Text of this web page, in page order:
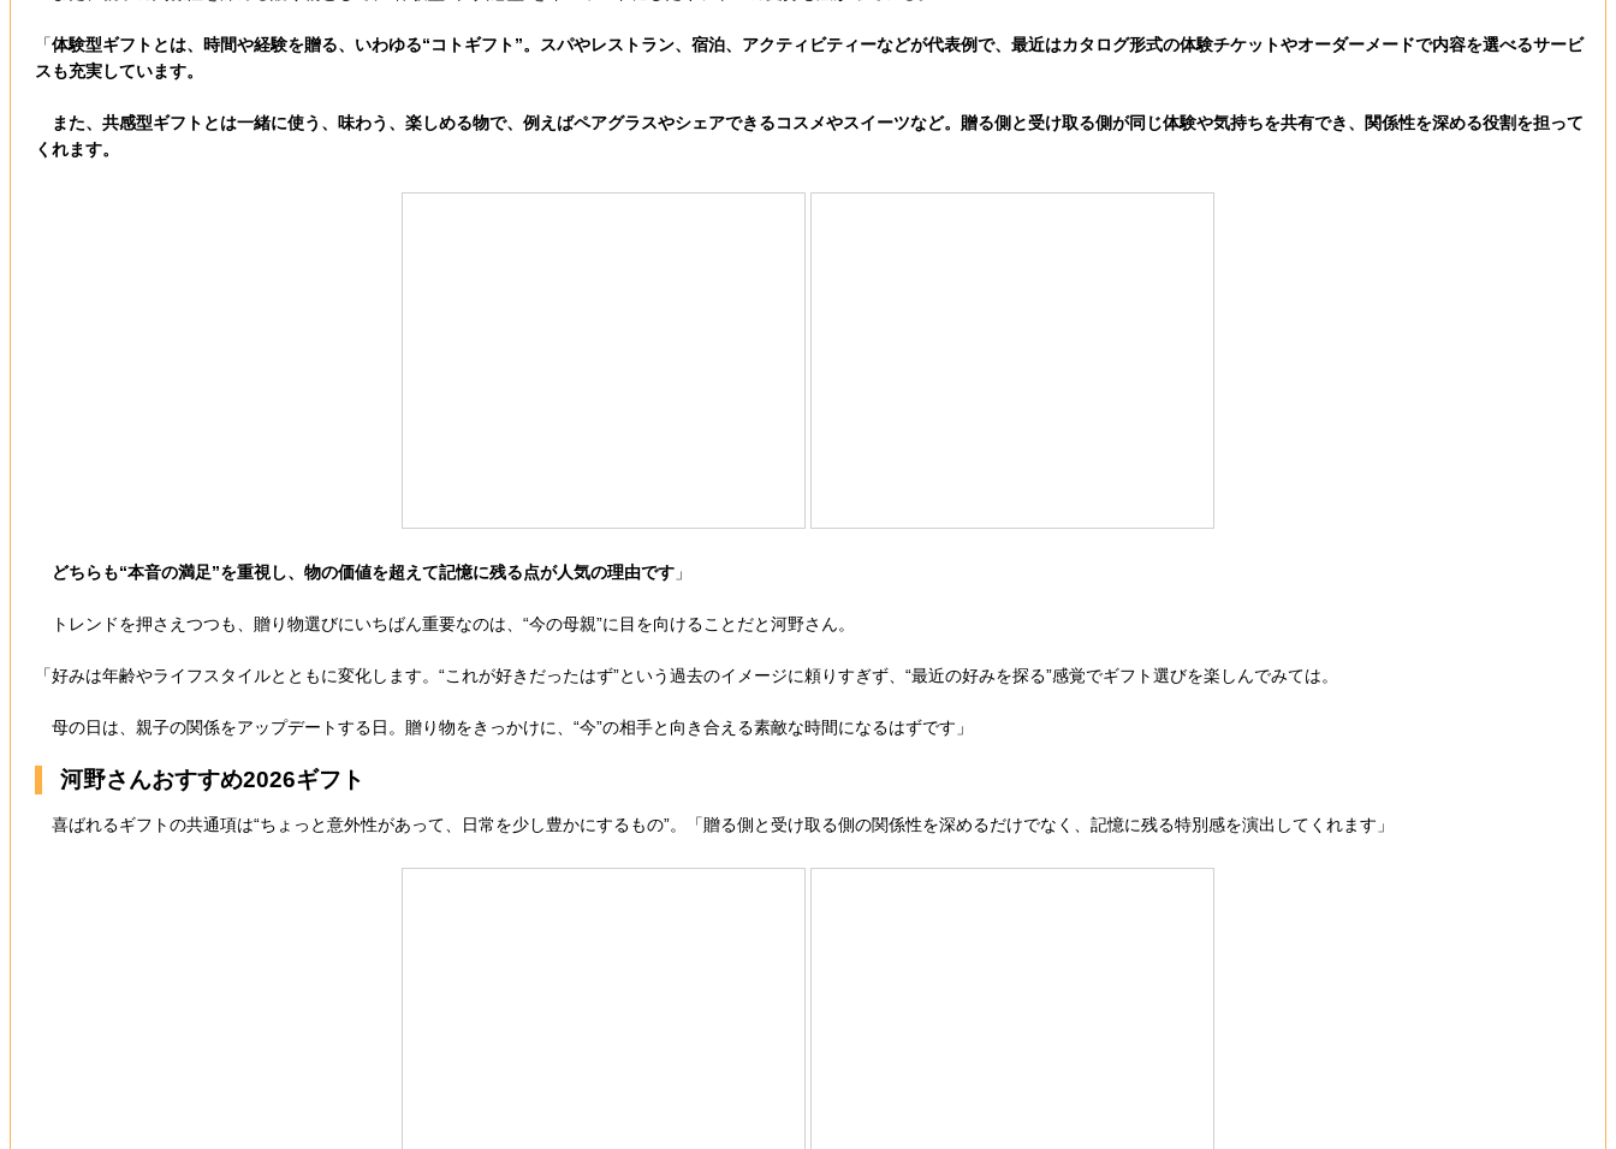
「体験型ギフトとは、時間や経験を贈る、いわゆる“コトギフト”。スパやレストラン、宿泊、アクティビティーなどが代表例で、最近はカタログ形式の体験チケットやオーダーメードで内容を選べるサービ
スも充実しています。
また、共感型ギフトとは一緒に使う、味わう、楽しめる物で、例えばペアグラスやシェアできるコスメやスイーツなど。贈る側と受け取る側が同じ体験や気持ちを共有でき、関係性を深める役割を担って
くれます。
どちらも“本音の満足”を重視し、物の価値を超えて記憶に残る点が人気の理由です 」
トレンドを押さえつつも、贈り物選びにいちばん重要なのは、“今の母親”に目を向けることだと河野さん。
「好みは年齢やライフスタイルとともに変化します。“これが好きだったはず”という過去のイメージに頼りすぎず、“最近の好みを探る”感覚でギフト選びを楽しんでみては。
母の日は、親子の関係をアップデートする日。贈り物をきっかけに、“今”の相手と向き合える素敵な時間になるはずです」
河野さんおすすめ2026ギフト
喜ばれるギフトの共通項は“ちょっと意外性があって、日常を少し豊かにするもの”。「贈る側と受け取る側の関係性を深めるだけでなく、記憶に残る特別感を演出してくれます」